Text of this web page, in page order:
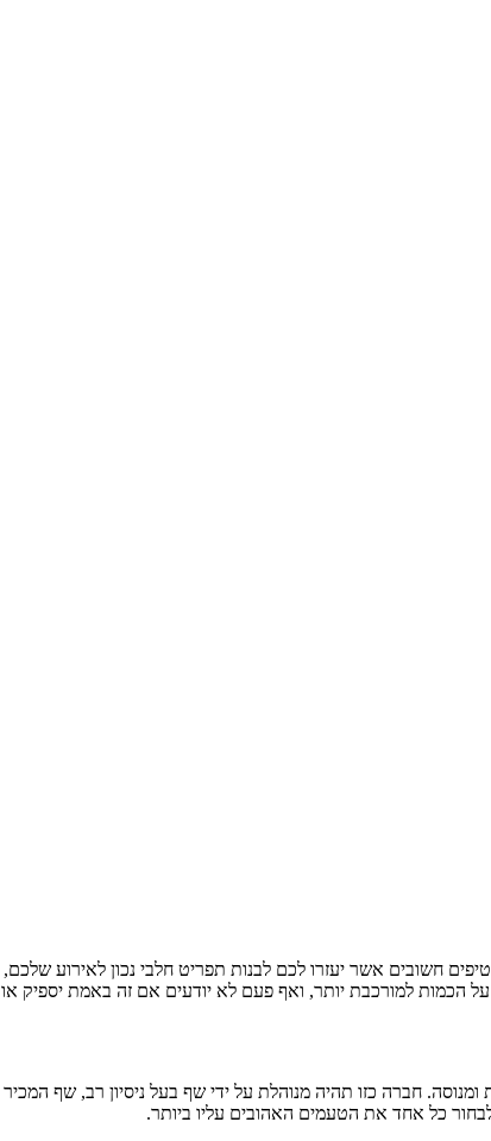
חשובים אשר יעזרו לכם לבנות תפריט חלבי נכון לאירוע
למורכבת יותר, ואף פעם לא יודעים אם זה באמת יספיק או
חברה כזו תהיה מנוהלת על ידי שף בעל ניסיון רב, שף
כל אחד את הטעמים האהובים עליו ביותר.